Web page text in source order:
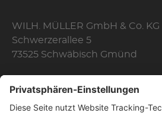
WILH. MÜLLER GmbH & Co. KG
Schwerzerallee 5
73525 Schwäbisch Gmünd
Fax: +49 7171 356-174